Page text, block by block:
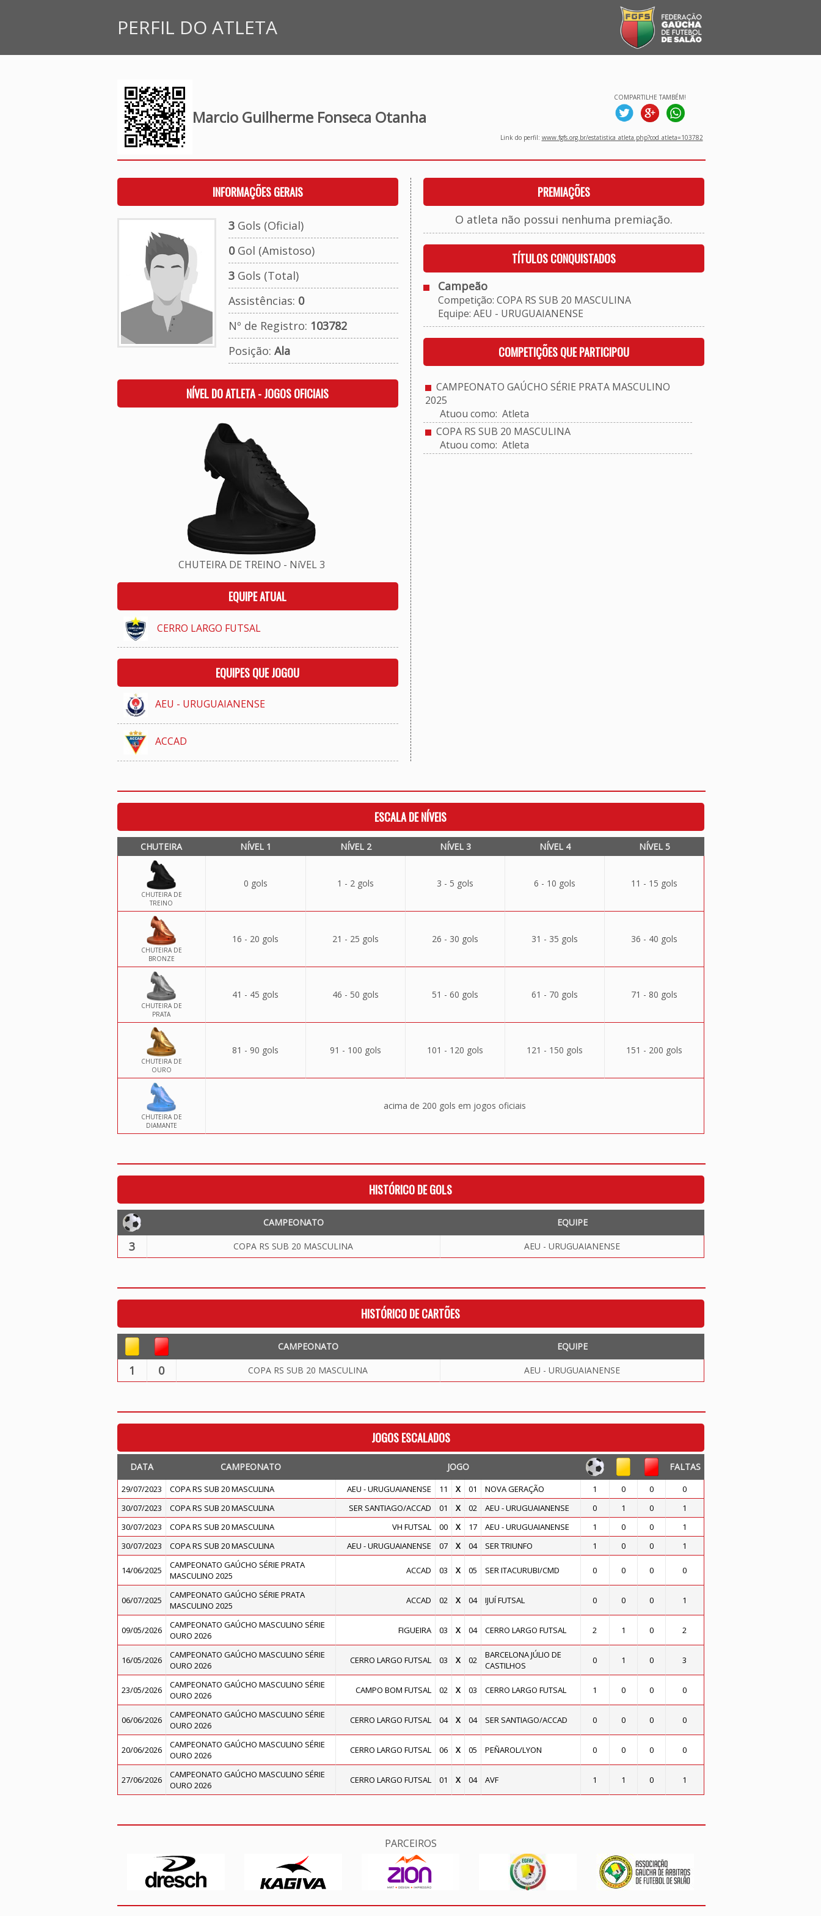
PERFIL DO ATLETA
Marcio Guilherme Fonseca Otanha
COMPARTILHE TAMBÉM!
Link do perfil: www.fgfs.org.br/estatistica_atleta.php?cod_atleta=103782
INFORMAÇÕES GERAIS
3Gols (Oficial)
0Gol (Amistoso)
3Gols (Total)
Assistências: 0
Nº de Registro: 103782
Posição: Ala
NÍVEL DO ATLETA - JOGOS OFICIAIS
CHUTEIRA DE TREINO - NíVEL 3
EQUIPE ATUAL
CERRO LARGO FUTSAL
EQUIPES QUE JOGOU
AEU - URUGUAIANENSE
ACCAD
PREMIAÇÕES
O atleta não possui nenhuma premiação.
TÍTULOS CONQUISTADOS
Campeão
Competição: COPA RS SUB 20 MASCULINA
Equipe: AEU - URUGUAIANENSE
COMPETIÇÕES QUE PARTICIPOU
CAMPEONATO GAÚCHO SÉRIE PRATA MASCULINO
2025
Atuou como: Atleta
COPA RS SUB 20 MASCULINA
Atuou como: Atleta
ESCALA DE NÍVEIS
CHUTEIRA NÍVEL 1 NÍVEL 2 NÍVEL 3 NÍVEL 4 NÍVEL 5
CHUTEIRA DE
TREINO
0 gols 1 - 2 gols 3 - 5 gols 6 - 10 gols 11 - 15 gols
CHUTEIRA DE
BRONZE
16 - 20 gols 21 - 25 gols 26 - 30 gols 31 - 35 gols 36 - 40 gols
CHUTEIRA DE
PRATA
41 - 45 gols 46 - 50 gols 51 - 60 gols 61 - 70 gols 71 - 80 gols
CHUTEIRA DE
OURO
81 - 90 gols 91 - 100 gols 101 - 120 gols 121 - 150 gols 151 - 200 gols
CHUTEIRA DE
DIAMANTE
acima de 200 gols em jogos oficiais
HISTÓRICO DE GOLS
CAMPEONATO EQUIPE
3 COPA RS SUB 20 MASCULINA AEU - URUGUAIANENSE
HISTÓRICO DE CARTÕES
CAMPEONATO EQUIPE
1 0 COPA RS SUB 20 MASCULINA AEU - URUGUAIANENSE
JOGOS ESCALADOS
DATA CAMPEONATO JOGO FALTAS
29/07/2023 COPA RS SUB 20 MASCULINA AEU - URUGUAIANENSE 11 X 01 NOVA GERAÇÃO 1 0 0
0
30/07/2023
COPA RS SUB 20 MASCULINA SER SANTIAGO/ACCAD 01 X 02 AEU - URUGUAIANENSE 0 1 0
1
30/07/2023
COPA RS SUB 20 MASCULINA VH FUTSAL 00 X 17 AEU - URUGUAIANENSE 1 0 0
1
30/07/2023
COPA RS SUB 20 MASCULINA AEU - URUGUAIANENSE 07 X 04 SER TRIUNFO 1 0 0 1
14/06/2025
CAMPEONATO GAÚCHO SÉRIE PRATA
MASCULINO 2025
ACCAD 03 X 05 SER ITACURUBI/CMD 0 0 0 0
06/07/2025
CAMPEONATO GAÚCHO SÉRIE PRATA
MASCULINO 2025
ACCAD 02 X 04 IJUÍ FUTSAL 0 0 0 1
09/05/2026
CAMPEONATO GAÚCHO MASCULINO SÉRIE
OURO 2026
FIGUEIRA 03 X 04 CERRO LARGO FUTSAL 2 1 0 2
16/05/2026
CAMPEONATO GAÚCHO MASCULINO SÉRIE
OURO 2026
CERRO LARGO FUTSAL 03 X 02
BARCELONA JÚLIO DE
CASTILHOS
0 1 0 3
23/05/2026
CAMPEONATO GAÚCHO MASCULINO SÉRIE
OURO 2026
CAMPO BOM FUTSAL 02 X 03 CERRO LARGO FUTSAL 1 0 0 0
06/06/2026
CAMPEONATO GAÚCHO MASCULINO SÉRIE
OURO 2026
CERRO LARGO FUTSAL 04 X 04 SER SANTIAGO/ACCAD 0 0 0 0
20/06/2026
CAMPEONATO GAÚCHO MASCULINO SÉRIE
OURO 2026
CERRO LARGO FUTSAL 06 X 05 PEÑAROL/LYON 0 0 0 0
27/06/2026
CAMPEONATO GAÚCHO MASCULINO SÉRIE
OURO 2026
CERRO LARGO FUTSAL 01 X 04 AVF 1 1 0 1
PARCEIROS